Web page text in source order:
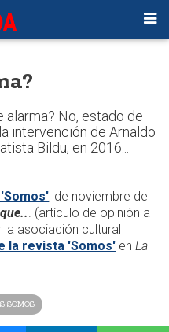
alarma? No, estado de
intervención de Arnaldo
Bildu, en 2016...
, de noviembre de
. (artículo de opinión a
asociación cultural
la revista 'Somos' en La
SOMOS